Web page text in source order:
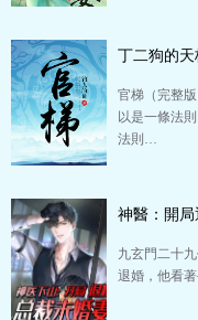
丁二狗的天
官梯（完整
以是一條法
法則…
神醫：開
九玄門二十
退婚，他看